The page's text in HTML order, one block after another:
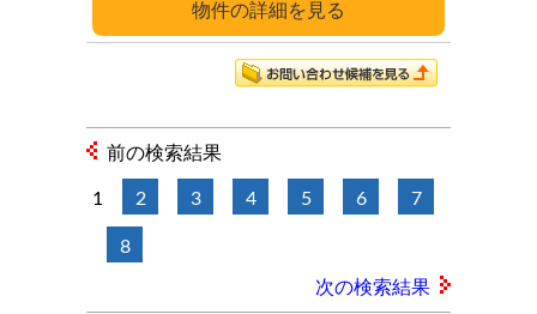
詳細
前の検索結果
1 2 3 4 5 6 7
8
次の検索結果